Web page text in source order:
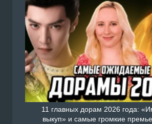
11 главных дорам 2026 года:
выкуп» и самые громкие